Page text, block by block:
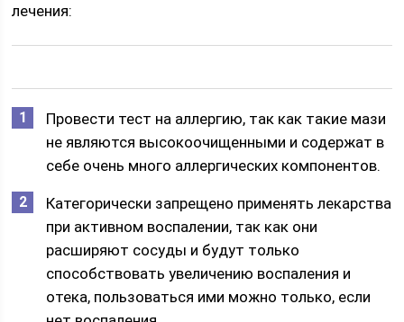
лечения:
Провести тест на аллергию, так как такие мази
не являются высокоочищенными и содержат в
себе очень много аллергических компонентов.
Категорически запрещено применять лекарства
при активном воспалении, так как они
расширяют сосуды и будут только
способствовать увеличению воспаления и
отека, пользоваться ими можно только, если